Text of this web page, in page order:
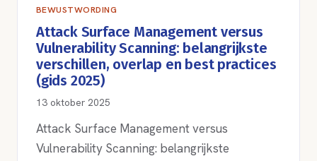
BEWUSTWORDING
Attack Surface Management versus
Vulnerability Scanning: belangrijkste
verschillen, overlap en best practices
(gids 2025)
13 oktober 2025
Attack Surface Management versus
Vulnerability Scanning: belangrijkste